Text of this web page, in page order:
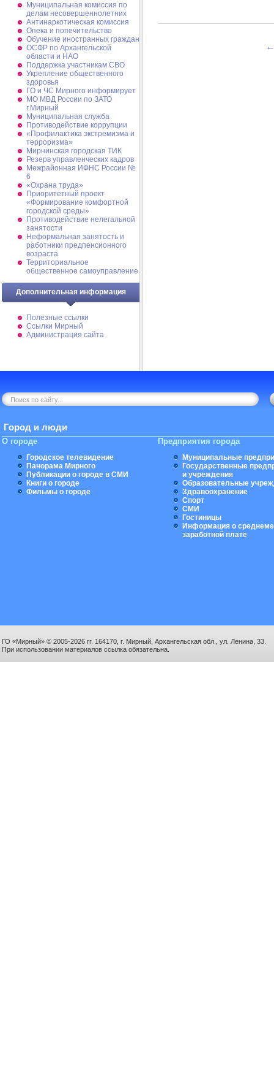
Муниципальная комиссия по
делам несовершеннолетних
Антинаркотическая комиссия
Опека и попечительство
Обучение иностранных граждан
ОСФР по Архангельской
области и НАО
Поддержка участникам СВО
Укрепление общественного
здоровья
ГО и ЧС Мирного информирует
МО МВД России по ЗАТО
г.Мирный
Муниципальная cлужба
Противодействие коррупции
«Профилактика экстремизма и
терроризма»
Мирнинская городская ТИК
Резерв управленческих кадров
Межрайонная ИФНС России №
6
«Охрана труда»
Приоритетный проект
«Формирование комфортной
городской среды»
Противодействие нелегальной
занятости
Неформальная занятость и
работники предпенсионного
возраста
Территориальное
общественное самоуправление
Дополнительная информация
Полезные ссылки
Ссылки Мирный
Администрация сайта
Город и люди
О городе
Городское телевидение
Панорама Мирного
Публикации о городе в СМИ
Книги о городе
Фильмы о городе
Предприятия города
Муниципальные
Государственные
и учреждения
Образовательные
Здравоохранение
Спорт
СМИ
Гостиницы
Информация о
заработной плате
ГО «Мирный» © 2005-2026 гг. 164170, г. Мирный, Архангельская обл., ул. Ленина, 33.
При использовании материалов ссылка обязательна.